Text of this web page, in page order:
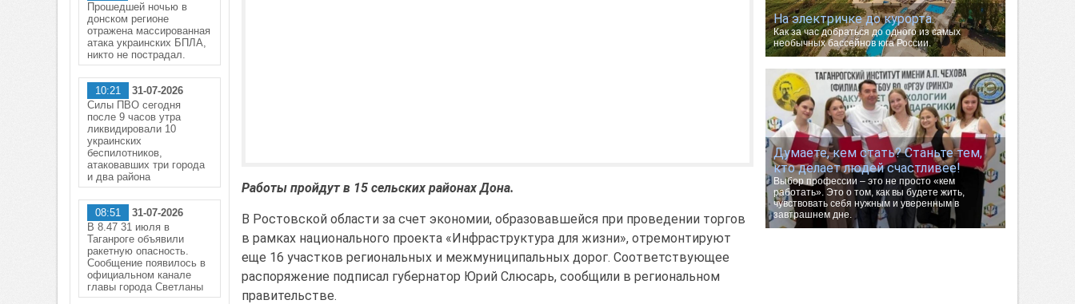
Работы пройдут в 15 сельских районах Дона.
В Ростовской области за счет экономии, образовавшейся при проведении торгов
в рамках национального проекта «Инфраструктура для жизни», отремонтируют
еще 16 участков региональных и межмуниципальных дорог. Соответствующее
распоряжение подписал губернатор Юрий Слюсарь, сообщили в региональном
правительстве.
На электричке до курорта.
Как за час добраться до одного из самых
необычных бассейнов юга России.
Думаете, кем стать? Станьте тем,
кто делает людей счастливее!
Выбор профессии – это не просто «кем
работать». Это о том, как вы будете жить,
чувствовать себя нужным и уверенным в
завтрашнем дне.
Прошедшей ночью в
донском регионе
отражена массированная
атака украинских БПЛА,
никто не пострадал.
10:21
31-07-2026
Силы ПВО сегодня
после 9 часов утра
ликвидировали 10
украинских
беспилотников,
атаковавших три города
и два района
08:51
31-07-2026
В 8.47 31 июля в
Таганроге объявили
ракетную опасность.
Сообщение появилось в
официальном канале
главы города Светланы